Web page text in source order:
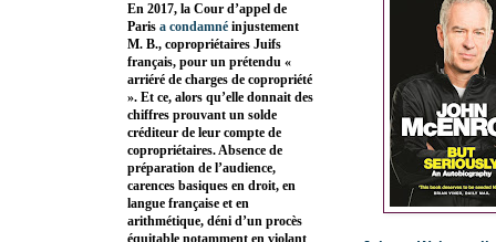
En 2017, la Cour d’appel de
Paris a condamné injustement
M. B., copropriétaires Juifs
français, pour un prétendu «
arriéré de charges de copropriété
». Et ce, alors qu’elle donnait des
chiffres prouvant un solde
créditeur de leur compte de
copropriétaires. Absence de
préparation de l’audience,
carences basiques en droit, en
langue française et en
arithmétique, déni d’un procès